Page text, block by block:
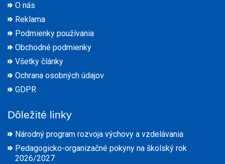
O nás
Reklama
Podmienky používania
Obchodné podmienky
Všetky články
Ochrana osobných údajov
GDPR
Dôležité linky
Národný program rozvoja výchovy a vzdelávania
Pedagogicko-organizačné pokyny na školský rok
2026/2027